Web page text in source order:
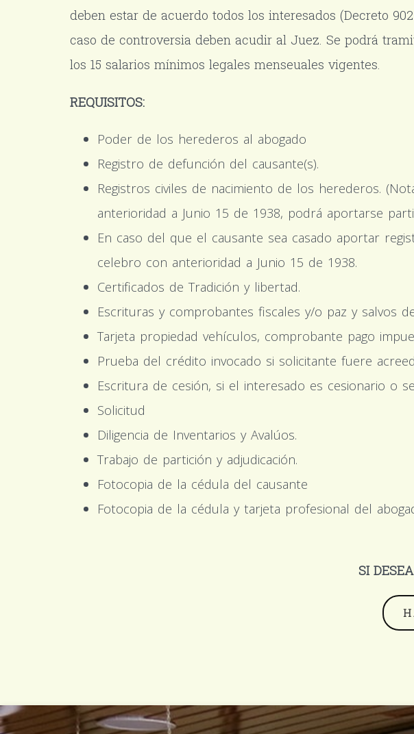
deben estar de acuerdo todos los interesados (Decreto
caso de controversia deben acudir al Juez. Se podrá
los 15 salarios mínimos legales menseuales vigentes.
REQUISITOS:
Poder de los herederos al abogado
Registro de defunción del causante(s).
Registros civiles de nacimiento de los herederos.
anterioridad a Junio 15 de 1938, podrá aportarse
En caso del que el causante sea casado aportar
celebro con anterioridad a Junio 15 de 1938.
Certificados de Tradición y libertad.
Escrituras y comprobantes fiscales y/o paz y salvos
Tarjeta propiedad vehículos, comprobante pago
Prueba del crédito invocado si solicitante fuere
Escritura de cesión, si el interesado es cesionario o
Solicitud
Diligencia de Inventarios y Avalúos.
Trabajo de partición y adjudicación.
Fotocopia de la cédula del causante
Fotocopia de la cédula y tarjeta profesional del
SI